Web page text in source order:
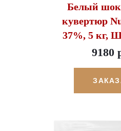
Белый
кувертюр
37%, 5 кг,
9180